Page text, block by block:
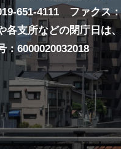
651-4111 ファクス
各支所などの閉庁日は
：6000020032018